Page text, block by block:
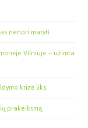
nenori matyti
Vilniuje – užimta
krizė liks.
prakeiksmą